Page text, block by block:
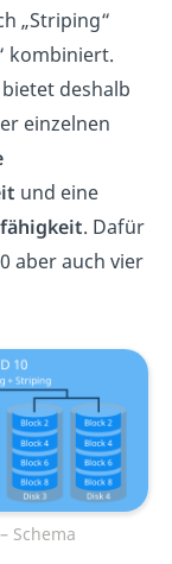
„Striping“
kombiniert.
deshalb
einzelnen
und eine
. Dafür
aber auch vier
Schema